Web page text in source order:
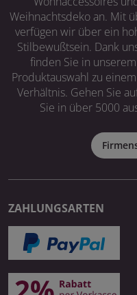
Weihnachtsdeko an. Mit
verfügen wir über ein
Stilbewußtsein. Dank
finden Sie in
Produktauswahl zu
Verhältnis. Gehen Sie
Sie in über 5000
ZAHLUNGSARTEN